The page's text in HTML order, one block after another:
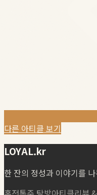
다른 아티클 보기
LOYAL.kr
한 잔의 정성과 이야기를